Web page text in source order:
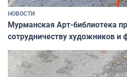
НОВОСТИ
Мурманская Арт-библиотека
сотрудничеству художников и